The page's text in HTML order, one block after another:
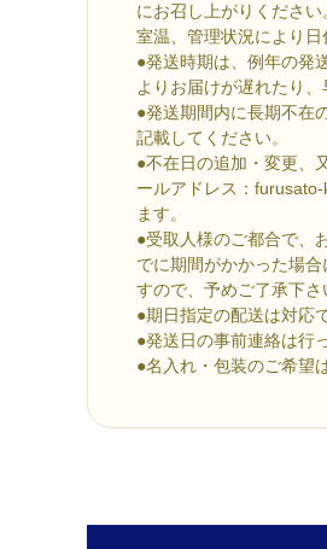
にお召し上がりください
室温、管理状況により日
●発送時期は、例年の発
よりお届けが遅れたり、
●発送期間内に長期不在
記載してください。
●不在日の追加・変更、
ールアドレス：
ます。
●受取人様のご都合で、
でに期間がかかった場
すので、予めご了承下さ
●期日指定の配送は対応
●発送日の事前連絡は行
●名入れ・包装のご希望